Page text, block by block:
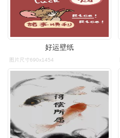
好运壁纸
图片尺寸690x1454